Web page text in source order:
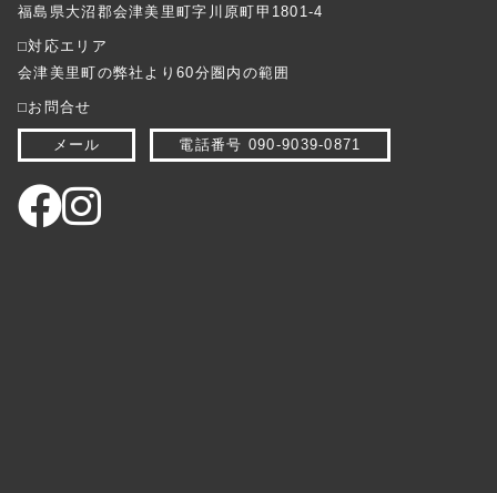
福島県大沼郡会津美里町字川原町甲1801-4
⬜︎対応エリア
会津美里町の弊社より60分圏内の範囲
⬜︎お問合せ
メール 電話番号 090-9039-0871